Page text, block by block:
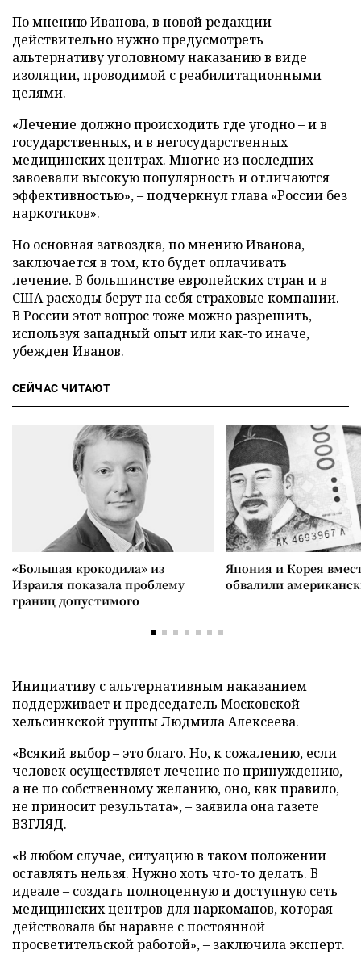
По мнению Иванова, в новой редакции
действительно нужно предусмотреть
альтернативу уголовному наказанию в виде
изоляции, проводимой с реабилитационными
целями.
«Лечение должно происходить где угодно – и в
государственных, и в негосударственных
медицинских центрах. Многие из последних
завоевали высокую популярность и отличаются
эффективностью», – подчеркнул глава «России без
наркотиков».
Но основная загвоздка, по мнению Иванова,
заключается в том, кто будет оплачивать
лечение. В большинстве европейских стран и в
США расходы берут на себя страховые компании.
В России этот вопрос тоже можно разрешить,
используя западный опыт или как-то иначе,
убежден Иванов.
СЕЙЧАС ЧИТАЮТ
«Большая крокодила» из
Израиля показала проблему
границ допустимого
Япония и Корея
обвалили
Инициативу с альтернативным наказанием
поддерживает и председатель Московской
хельсинкской группы Людмила Алексеева.
«Всякий выбор – это благо. Но, к сожалению, если
человек осуществляет лечение по принуждению,
а не по собственному желанию, оно, как правило,
не приносит результата», – заявила она газете
ВЗГЛЯД.
«В любом случае, ситуацию в таком положении
оставлять нельзя. Нужно хоть что-то делать. В
идеале – создать полноценную и доступную сеть
медицинских центров для наркоманов, которая
действовала бы наравне с постоянной
просветительской работой», – заключила эксперт.